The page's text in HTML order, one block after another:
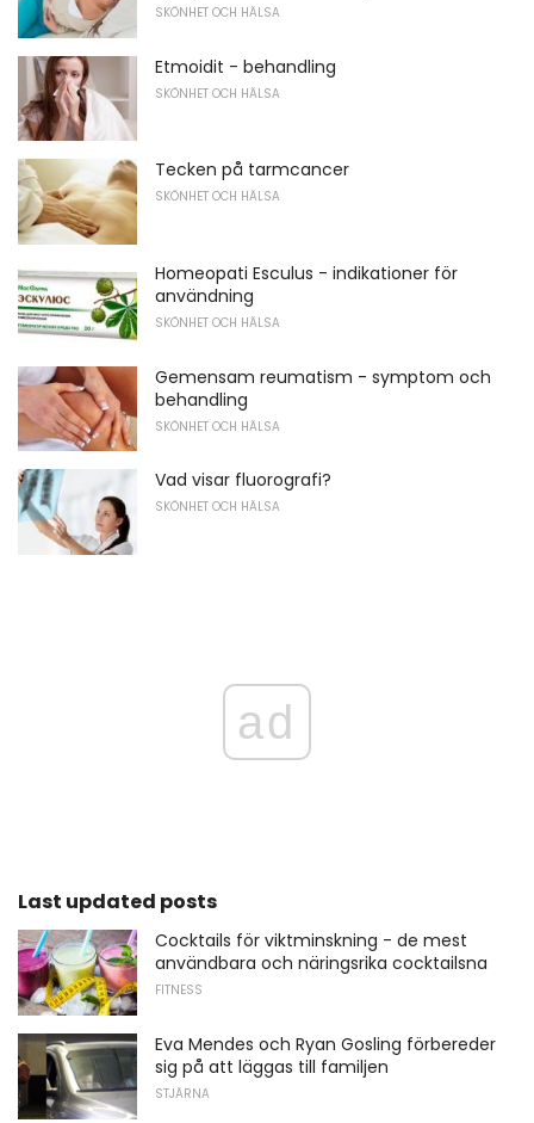
SKÖNHET OCH HÄLSA
Etmoidit - behandling
SKÖNHET OCH HÄLSA
Tecken på tarmcancer
SKÖNHET OCH HÄLSA
Homeopati Esculus - indikationer för
användning
SKÖNHET OCH HÄLSA
Gemensam reumatism - symptom och
behandling
SKÖNHET OCH HÄLSA
Vad visar fluorografi?
SKÖNHET OCH HÄLSA
ad
Last updated posts
Cocktails för viktminskning - de mest
användbara och näringsrika cocktailsna
FITNESS
Eva Mendes och Ryan Gosling förbereder
sig på att läggas till familjen
STJÄRNA